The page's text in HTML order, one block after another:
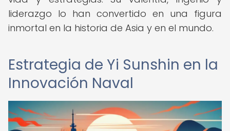
liderazgo lo han convertido en una figura
inmortal en la historia de Asia y en el mundo.
Estrategia de Yi Sunshin en la
Innovación Naval